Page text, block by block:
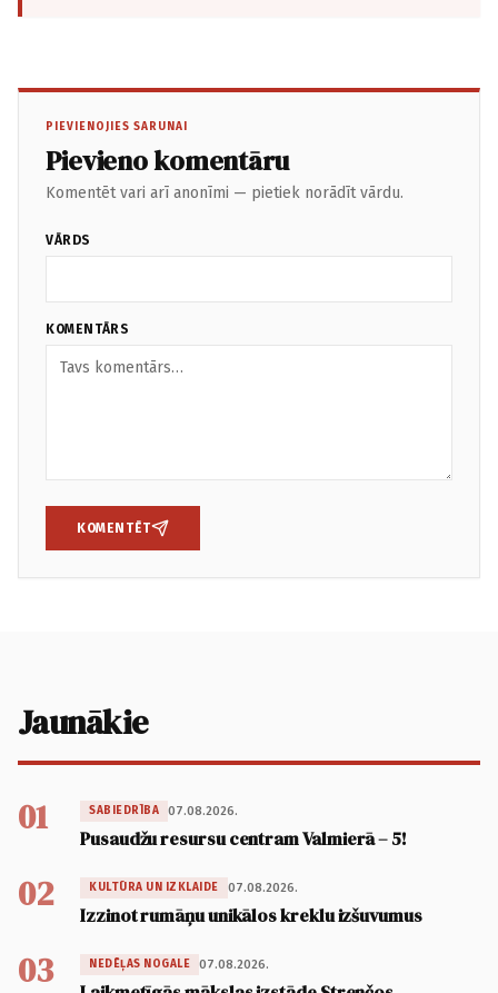
PIEVIENOJIES SARUNAI
Pievieno komentāru
Komentēt vari arī anonīmi — pietiek norādīt vārdu.
VĀRDS
KOMENTĀRS
KOMENTĒT
Jaunākie
01 SABIEDRĪBA 07.08.2026.
Pusaudžu resursu centram Valmierā – 5!
02 KULTŪRA UN IZKLAIDE 07.08.2026.
Izzinot rumāņu unikālos kreklu izšuvumus
03 NEDĒĻAS NOGALE 07.08.2026.